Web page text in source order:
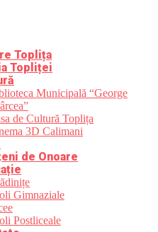
Toplița
Topliței
Municipală “George
de Cultură Toplița
3D Calimani
de Onoare
Gimnaziale
Postliceale